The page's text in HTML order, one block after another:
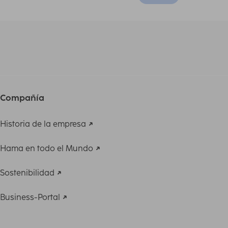
Compañía
Historia de la empresa
Hama en todo el Mundo
Sostenibilidad
Business-Portal